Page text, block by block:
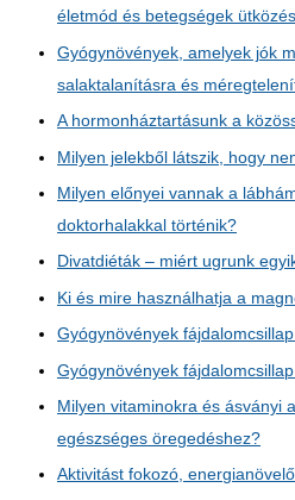
életmód és betegségek
Gyógynövények, amelyek jók
salaktalanításra és
A hormonháztartásunk a
Milyen jelekből látszik, hogy
Milyen előnyei vannak a
doktorhalakkal történik?
Divatdiéták – miért ugrunk
Ki és mire használhatja a
Gyógynövények
Gyógynövények
Milyen vitaminokra és ásványi
egészséges öregedéshez?
Aktivitást fokozó,